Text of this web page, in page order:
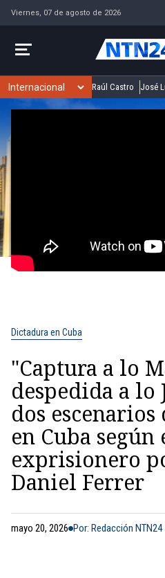
Viernes, 07 de agosto de 2026
Raúl Castro José
Dictadura en Cuba
"Captura a lo
despedida a lo
dos
en Cuba según
exprisionero
Daniel Ferrer
mayo 20, 2026 Por: Redacción NTN24